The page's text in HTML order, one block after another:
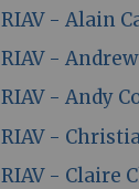
RIAV - Alain
RIAV -
RIAV - Andy
RIAV -
RIAV - Claire